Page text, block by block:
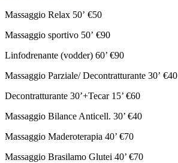
Massaggio Relax 50’ €50
Massaggio sportivo 50’ €90
Linfodrenante (vodder) 60’ €90
Massaggio Parziale/ Decontratturante 30’ €40
Decontratturante 30’+Tecar 15’ €60
Massaggio Bilance Anticell. 30’ €40
Massaggio Maderoterapia 40’ €70
Massaggio Brasilamo Glutei 40’ €70